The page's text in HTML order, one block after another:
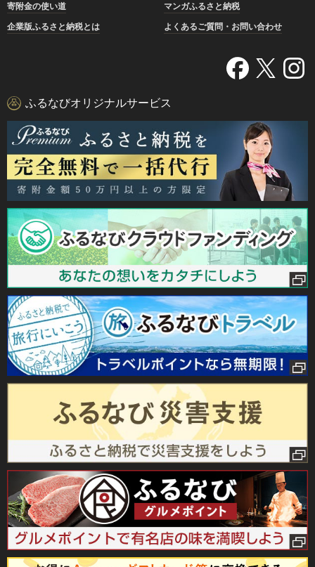
寄附金の使い道
マンガふるさと納税
企業版ふるさと納税とは
よくあるご質問・お問い合わせ
ふるなびオリジナルサービス